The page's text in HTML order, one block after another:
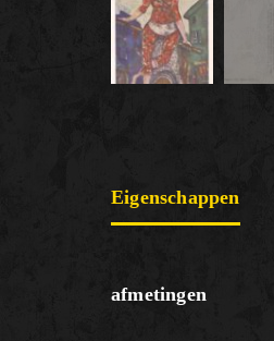
Eigenschappen
afmetingen